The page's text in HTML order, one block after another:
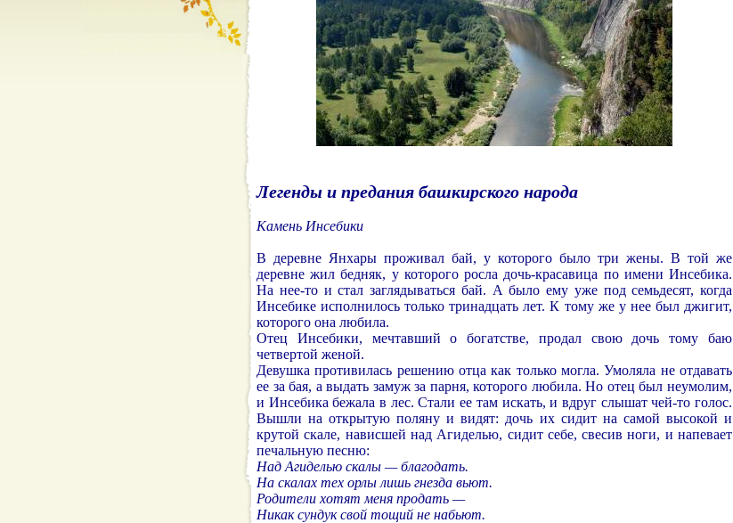
Легенды и предания башкирского народа
Камень Инсебики
В деревне Янхары проживал бай, у которого было три жены. В той же
деревне жил бедняк, у которого росла дочь-красавица по имени Инсебика.
На нее-то и стал заглядываться бай. А было ему уже под семьдесят, когда
Инсебике исполнилось только тринадцать лет. К тому же у нее был джигит,
которого она любила.
Отец Инсебики, мечтавший о богатстве, продал свою дочь тому баю
четвертой женой.
Девушка противилась решению отца как только могла. Умоляла не отдавать
ее за бая, а выдать замуж за парня, которого любила. Но отец был неумолим,
и Инсебика бежала в лес. Стали ее там искать, и вдруг слышат чей-то голос.
Вышли на открытую поляну и видят: дочь их сидит на самой высокой и
крутой скале, нависшей над Агиделью, сидит себе, свесив ноги, и напевает
печальную песню:
Над Агиделью скалы — благодать.
На скалах тех орлы лишь гнезда вьют.
Родители хотят меня продать —
Никак сундук свой тощий не набьют.